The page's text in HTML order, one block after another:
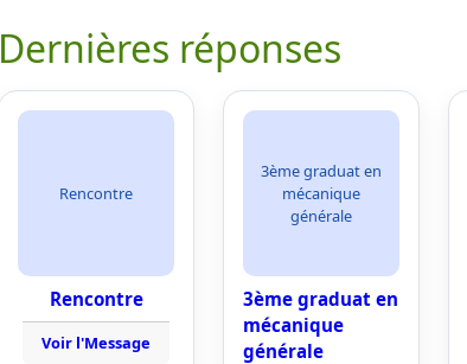
Dernières réponses
Rencontre
Rencontre
Voir l'Message
3ème graduat en
mécanique
générale
3ème graduat en
mécanique
générale